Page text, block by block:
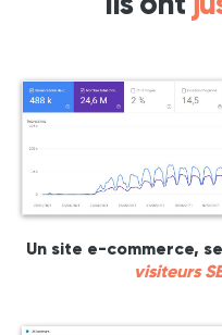
Un site e-commerce,
visiteurs